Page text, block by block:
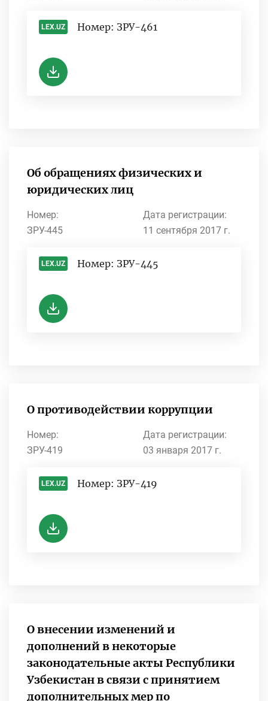
LEX.UZ Номер: ЗРУ-461
Об обращениях физических и
юридических лиц
Номер:
ЗРУ-445
Дата регистрации:
11 сентября 2017 г.
LEX.UZ Номер: ЗРУ-445
О противодействии коррупции
Номер:
ЗРУ-419
Дата регистрации:
03 января 2017 г.
LEX.UZ Номер: ЗРУ-419
О внесении изменений и
дополнений в некоторые
законодательные акты Республики
Узбекистан в связи с принятием
дополнительных мер по